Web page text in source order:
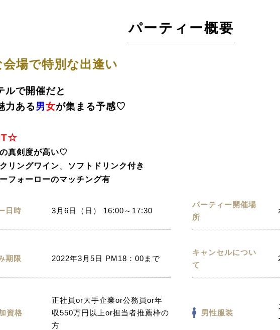
パーティー概要
会場で特別な出逢い
ルで開催だと
力ある男女が集まる予感♡
真剣度が高い♡
リングワイン
ソフトドリンク付き
フォーローのマッチング有
日時 3月6日（日） 16:00～17:30
パーティー開催場
所
期限 2022年3月5日 PM18：00まで
キャンセルについ
て
資格
正社員or大手企業or公務員or年
収550万円以上or担当者推薦枠の
方
男性服装